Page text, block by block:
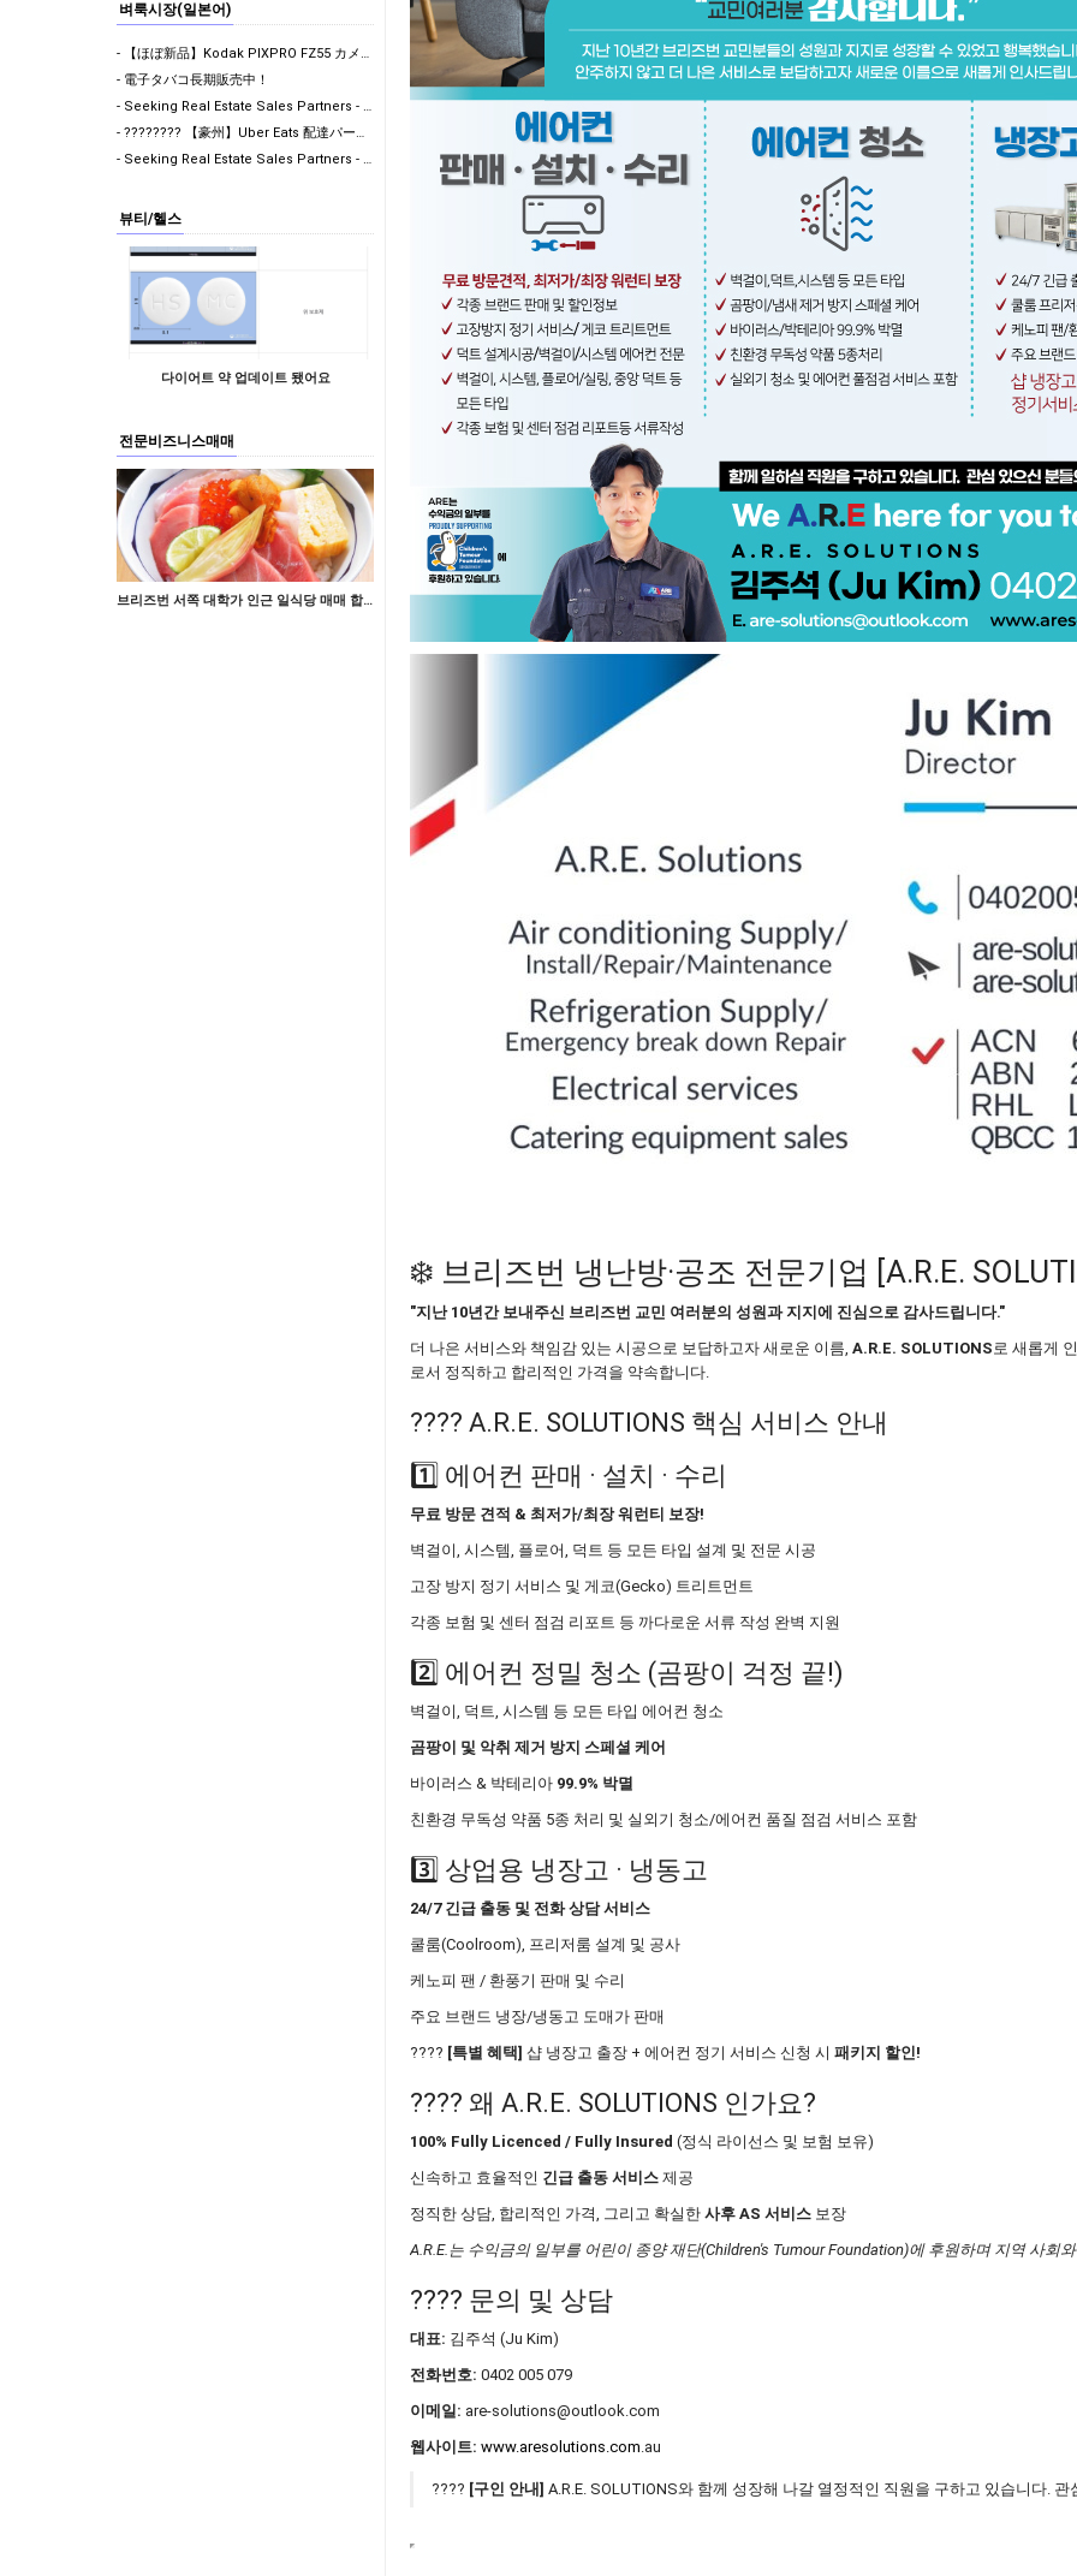
벼룩시장(일본어)
- ​【ほぼ新品】Kodak PIXPRO FZ55 カメラ - 150ドル ​購入後、動作確認のテスト撮影のみを行いました。
- 電子タバコ長期販売中！
- Seeking Real Estate Sales Partners - Brisbane CBD
- ???????? 【豪州】Uber Eats 配達パートナー募集！100回配達で$500ボーナス獲得
- Seeking Real Estate Sales Partners - Brisbane CBD
뷰티/헬스
다이어트 약 업데이트 됐어요
전문비즈니스매매
브리즈번 서쪽 대학가 인근 일식당 매매 합니다
❄️ 브리즈번 냉난방·공조 전문기업 [A.R.E.
"지난 10년간 보내주신 브리즈번 교민 여러분의 성원과 지지에 진심으로 감사드립니다."
더 나은 서비스와 책임감 있는 시공으로 보답하고자 새로운 이름, A.R.E. SOLUTIONS로 새롭게
로서 정직하고 합리적인 가격을 약속합니다.
????️ A.R.E. SOLUTIONS 핵심 서비스 안내
1️⃣ 에어컨 판매 · 설치 · 수리
무료 방문 견적 & 최저가/최장 워런티 보장!
벽걸이, 시스템, 플로어, 덕트 등 모든 타입 설계 및 전문 시공
고장 방지 정기 서비스 및 게코(Gecko) 트리트먼트
각종 보험 및 센터 점검 리포트 등 까다로운 서류 작성 완벽 지원
2️⃣ 에어컨 정밀 청소 (곰팡이 걱정 끝!)
벽걸이, 덕트, 시스템 등 모든 타입 에어컨 청소
곰팡이 및 악취 제거 방지 스페셜 케어
바이러스 & 박테리아 99.9% 박멸
친환경 무독성 약품 5종 처리 및 실외기 청소/에어컨 품질 점검 서비스 포함
3️⃣ 상업용 냉장고 · 냉동고
24/7 긴급 출동 및 전화 상담 서비스
쿨룸(Coolroom), 프리저룸 설계 및 공사
케노피 팬 / 환풍기 판매 및 수리
주요 브랜드 냉장/냉동고 도매가 판매
???? [특별 혜택] 샵 냉장고 출장 + 에어컨 정기 서비스 신청 시 패키지 할인!
???? 왜 A.R.E. SOLUTIONS 인가요?
100% Fully Licenced / Fully Insured (정식 라이선스 및 보험 보유)
신속하고 효율적인 긴급 출동 서비스 제공
정직한 상담, 합리적인 가격, 그리고 확실한 사후 AS 서비스 보장
A.R.E.는 수익금의 일부를 어린이 종양 재단(Children's Tumour Foundation)에 후원하며 지역 사회
???? 문의 및 상담
대표: 김주석 (Ju Kim)
전화번호: 0402 005 079
이메일: are-solutions@outlook.com
웹사이트: www.aresolutions.com.au
???? [구인 안내] A.R.E. SOLUTIONS와 함께 성장해 나갈 열정적인 직원을 구하고 있습니다.